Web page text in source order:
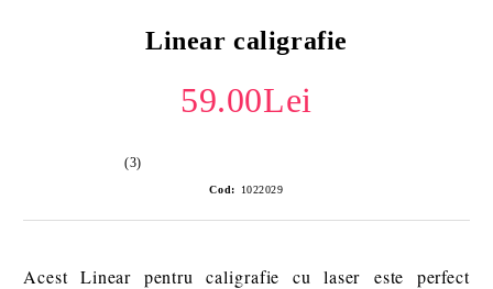
Linear caligrafie
59.00Lei
(3)
Cod: 1022029
Acest Linear pentru caligrafie cu laser este perfect